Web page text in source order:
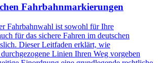
Fahrbahnmarkierungen
Fahrbahnwahl ist sowohl für Ihre
für das sichere Fahren im deutschen
Dieser Leitfaden erklärt, wie
Linien Ihren Weg vorgeben